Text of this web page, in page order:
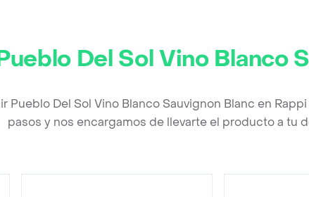
Del Sol Vino Blanco
Pueblo Del Sol Vino Blanco Sauvignon Blanc en
pasos y nos encargamos de llevarte el producto a tu